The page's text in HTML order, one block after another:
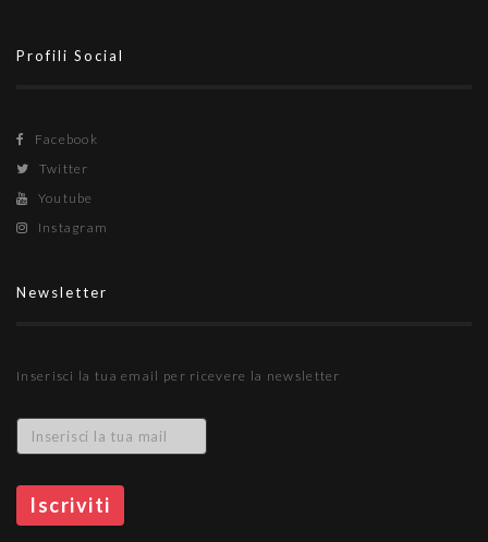
Profili Social
Facebook
Twitter
Youtube
Instagram
Newsletter
Inserisci la tua email per ricevere la newsletter